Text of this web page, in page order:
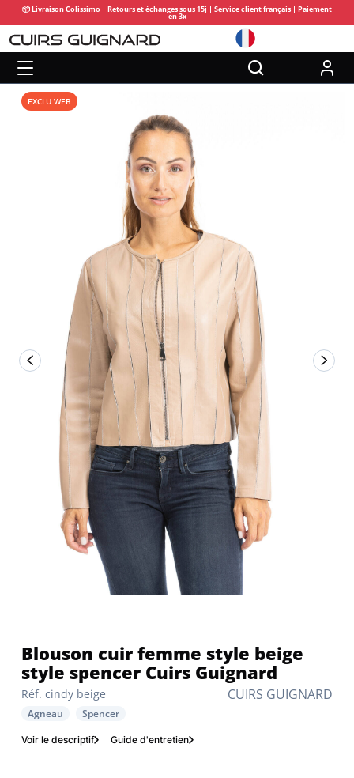
📦 Livraison Colissimo | Retours et échanges sous 15j | Service client français | Paiement
en 3x
CUIRS GUIGNARD
Réf. cindy beige
Blouson cuir femme style beige
style spencer Cuirs Guignard
Agneau Spencer
Voir le descriptif Guide d'entretien
EXCLU WEB